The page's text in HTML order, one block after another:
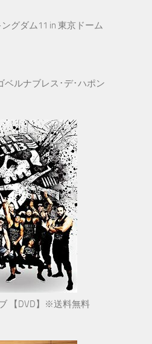
グダム11 in 東京ドーム
ベルナブレス･デ･ハポン
【DVD】※送料無料